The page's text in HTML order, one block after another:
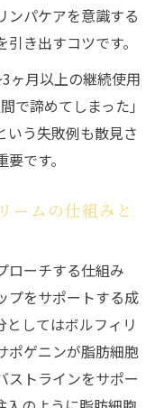
との比較ポイン
肪増加剤の効果
続性と安全性を
クリームのリス
のコツと限界
クリーム活用術
ンパケアを意識する
き出すコツです。
ヶ月以上の継続使用
で諦めてしまった」
いう失敗例も散見さ
です。
ームの仕組みと
ローチする仕組み
プをサポートする成
してはボルフィリ
ポゲニンが脂肪細胞
ストラインをサポー